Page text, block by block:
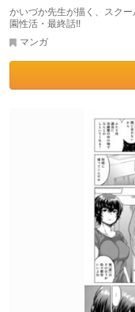
かいづか先生が描く、スク
園性活・最終話!!
マンガ